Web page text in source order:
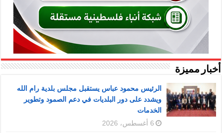
أخبار مميزة
الرئيس محمود عباس يستقبل مجلس بلدية رام الله
ويشدد على دور البلديات في دعم الصمود وتطوير
الخدمات
6 أغسطس، 2026